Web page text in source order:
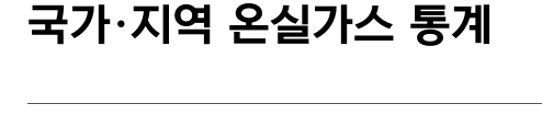
국가·지역 온실가스 통계